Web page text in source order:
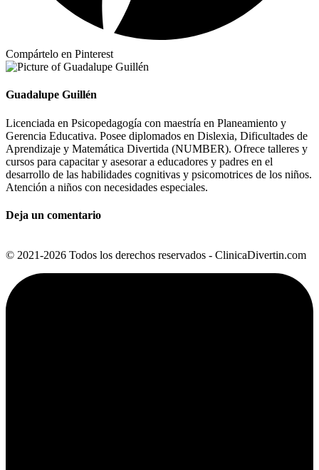
Compártelo en Pinterest
Guadalupe Guillén
Licenciada en Psicopedagogía con maestría en Planeamiento y
Gerencia Educativa. Posee diplomados en Dislexia, Dificultades de
Aprendizaje y Matemática Divertida (NUMBER). Ofrece talleres y
cursos para capacitar y asesorar a educadores y padres en el
desarrollo de las habilidades cognitivas y psicomotrices de los niños.
Atención a niños con necesidades especiales.
Deja un comentario
© 2021-2026 Todos los derechos reservados - ClinicaDivertin.com